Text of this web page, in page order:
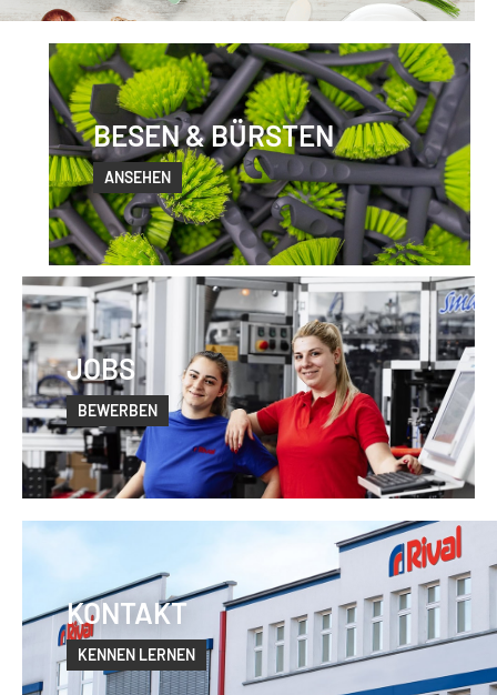
BESEN & BÜRSTEN
ANSEHEN
JOBS
BEWERBEN
KONTAKT
KENNEN LERNEN